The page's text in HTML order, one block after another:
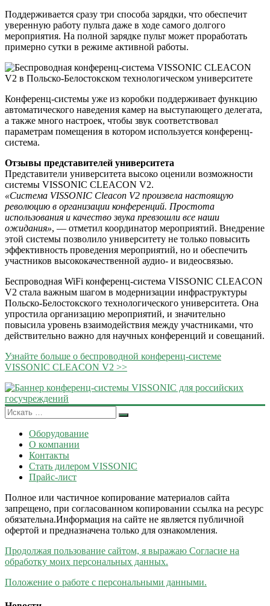
Поддерживается сразу три способа зарядки, что обеспечит
уверенную работу пульта даже в ходе самого долгого
мероприятия. На полной зарядке пульт может проработать
примерно сутки в режиме активной работы.
Конференц-системы уже из коробки поддерживает функцию
автоматического наведения камер на выступающего делегата,
а также много настроек, чтобы звук соответствовал
параметрам помещения в котором используется конференц-
система.
Отзывы представителей университета
Представители университета высоко оценили возможности
системы VISSONIC CLEACON V2.
«Система VISSONIC Cleacon V2 произвела настоящую
революцию в организации конференций. Простота
использования и качество звука превзошли все наши
ожидания», — отметил координатор мероприятий. Внедрение
этой системы позволило университету не только повысить
эффективность проведения мероприятий, но и обеспечить
участников высококачественной аудио- и видеосвязью.
Беспроводная WiFi конференц-система VISSONIC CLEACON
V2 стала важным шагом в модернизации инфраструктуры
Польско-Белостокского технологического университета. Она
упростила организацию мероприятий, и значительно
повысила уровень взаимодействия между участниками, что
действительно важно для научных конференций и совещаний.
Узнайте больше о беспроводной конференц-системе
VISSONIC CLEACON V2 >>
Оборудование
О компании
Контакты
Стать дилером VISSONIC
Прайс-лист
Полное или частичное копирование материалов сайта
запрещено, при согласованном копировании ссылка на ресурс
обязательна.Информация на сайте не является публичной
офертой и предназначена только для ознакомления.
Продолжая пользование сайтом, я выражаю Согласие на
обработку моих персональных данных.
Положение о работе с персональными данными.